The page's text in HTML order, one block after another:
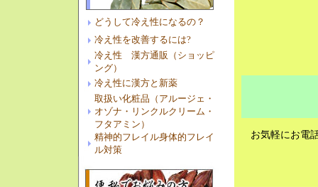
どうして冷え性になるの？
冷え性を改善するには?
冷え性 漢方通販（ショッピ
ング）
冷え性に漢方と新薬
取扱い化粧品（アルージェ・
オゾナ・リンクルクリーム・
フタアミン）
精神的フレイル身体的フレイ
ル対策
お気軽にお電